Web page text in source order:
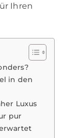
Ihren
in den
Luxus
pur